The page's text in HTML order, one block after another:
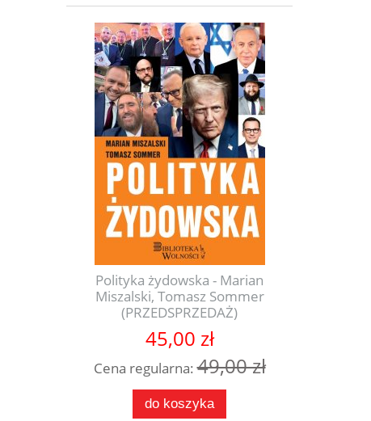
Polityka żydowska - Marian
Miszalski, Tomasz Sommer
(PRZEDSPRZEDAŻ)
45,00 zł
Cena regularna:49,00 zł
do koszyka